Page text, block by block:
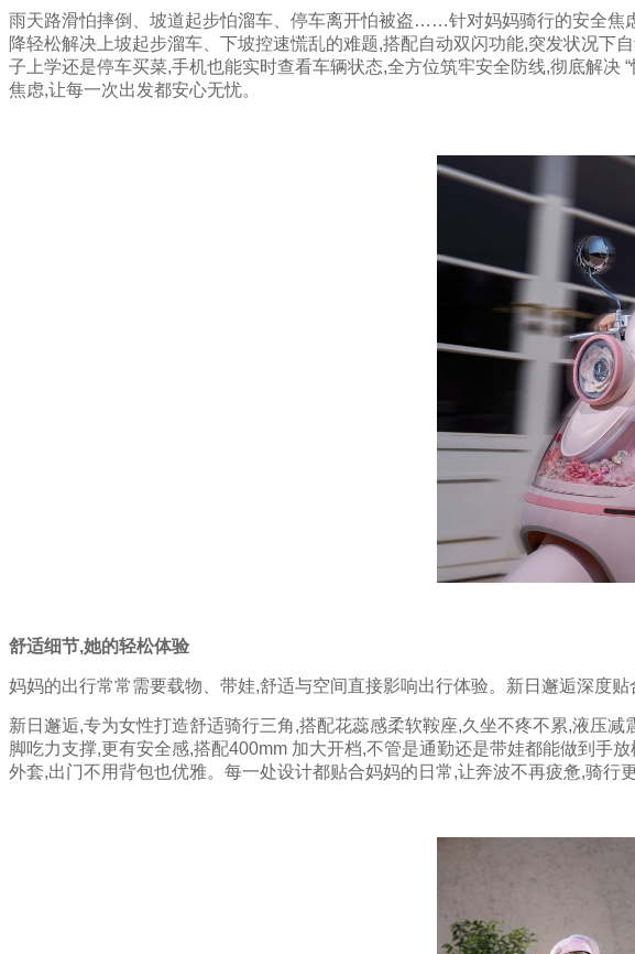
雨天路滑怕摔倒、坡道起步怕溜车、停车离开怕被盗……针对妈妈骑行的安全焦
降轻松解决上坡起步溜车、下坡控速慌乱的难题,搭配自动双闪功能,突发状况下
子上学还是停车买菜,手机也能实时查看车辆状态,全方位筑牢安全防线,彻底解决
焦虑,让每一次出发都安心无忧。
舒适细节,她的轻松体验
妈妈的出行常常需要载物、带娃,舒适与空间直接影响出行体验。新日邂逅深度
新日邂逅,专为女性打造舒适骑行三角,搭配花蕊感柔软鞍座,久坐不疼不累,液压
脚吃力支撑,更有安全感,搭配400mm 加大开档,不管是通勤还是带娃都能做到手
外套,出门不用背包也优雅。每一处设计都贴合妈妈的日常,让奔波不再疲惫,骑行更